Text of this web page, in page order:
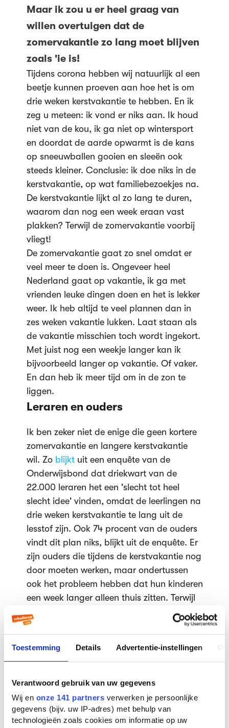
Toestemming Details Advertentie-instellingen
Verantwoord gebruik van uw gegevens
Wij en onze 141 partners verwerken je persoonlijke
gegevens (bijv. uw IP-adres) met behulp van
technologieën zoals cookies om informatie op uw
Maar ik zou u er heel graag van
willen overtuigen dat de
zomervakantie zo lang moet blijven
zoals 'ie is!
Tijdens corona hebben wij natuurlijk al een
beetje kunnen proeven aan hoe het is om
drie weken kerstvakantie te hebben. En ik
zeg u meteen: ik vond er niks aan. Ik houd
niet van de kou, ik ga niet op wintersport
en doordat de aarde opwarmt is de kans
op sneeuwballen gooien en sleeën ook
steeds kleiner. Conclusie: ik doe niks in de
kerstvakantie, op wat familiebezoekjes na.
De kerstvakantie lijkt al zo lang te duren,
waarom dan nog een week eraan vast
plakken? Terwijl de zomervakantie voorbij
vliegt!
De zomervakantie gaat zo snel omdat er
veel meer te doen is. Ongeveer heel
Nederland gaat op vakantie, ik ga met
vrienden leuke dingen doen en het is lekker
weer. Ik heb altijd te veel plannen dan in
zes weken vakantie lukken. Laat staan als
de vakantie misschien toch wordt ingekort.
Met juist nog een weekje langer kan ik
bijvoorbeeld langer op vakantie. Of vaker.
En dan heb ik meer tijd om in de zon te
liggen.
Leraren en ouders
Ik ben zeker niet de enige die geen kortere
zomervakantie en langere kerstvakantie
wil. Zo blijktuit een enquête van de
Onderwijsbond dat driekwart van de
22.000 leraren het een 'slecht tot heel
slecht idee' vinden, omdat de leerlingen na
drie weken kerstvakantie te lang uit de
lesstof zijn. Ook 74 procent van de ouders
vindt dit plan niks, blijkt uit de enquête. Er
zijn ouders die tijdens de kerstvakantie nog
door moeten werken, maar ondertussen
ook het probleem hebben dat hun kinderen
een week langer alleen thuis zitten. Terwijl
ze in de zomervakantie makkelijker langer
vrij kunnen nemen. Dus tenzij u boze
spijbel-uren van leerlingen, zou ik de
Ik heb ook zeker jullie meningen gelezen,
over dat het idee achter dit plan is om een
coronapiek op te vangen. Maar is dat niet
een beetje tegenstrijdig? Nu kunnen we in